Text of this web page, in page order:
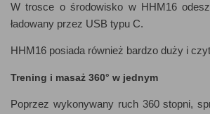
W trosce o środowisko w HHM16
ładowany przez USB typu C.
HHM16 posiada również bardzo duży i
Trening i masaż 360° w jednym
Poprzez wykonywany ruch 360 stopni,